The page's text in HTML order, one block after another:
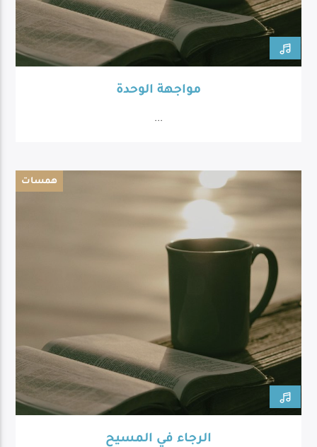
مواجهة الوحدة
...
همسات
الرجاء في المسيح